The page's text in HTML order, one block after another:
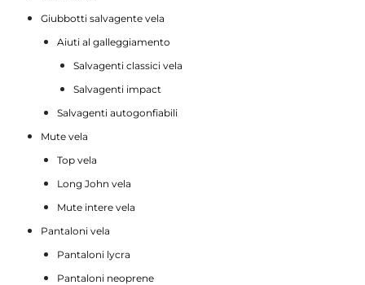
Giubbotti salvagente vela
Aiuti al galleggiamento
Salvagenti classici vela
Salvagenti impact
Salvagenti autogonfiabili
Mute vela
Top vela
Long John vela
Mute intere vela
Pantaloni vela
Pantaloni lycra
Pantaloni neoprene